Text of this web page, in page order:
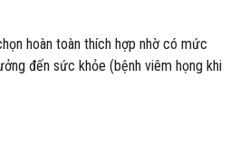
hoàn toàn thích hợp nhờ có mức
đến sức khỏe (bệnh viêm họng khi